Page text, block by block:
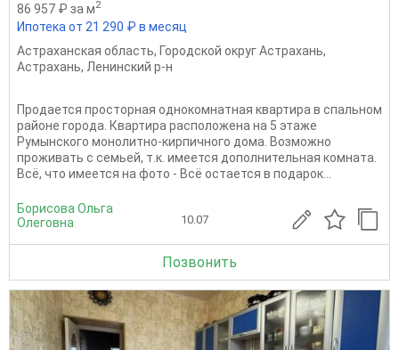
86 957 ₽ за м2
Ипотека от 21 290 ₽ в месяц
Астраханская область, Городской округ Астрахань,
Астрахань, Ленинский р-н
Продается просторная однокомнатная квартира в спальном
районе города. Квартира расположена на 5 этаже
Румынского монолитно-кирпичного дома. Возможно
проживать с семьей, т.к. имеется дополнительная комната.
Всё, что имеется на фото - Всё остается в подарок...
Борисова Ольга
Олеговна
10.07
Позвонить